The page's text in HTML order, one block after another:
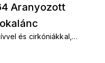
Aranyozott
és cirkóniákkal,